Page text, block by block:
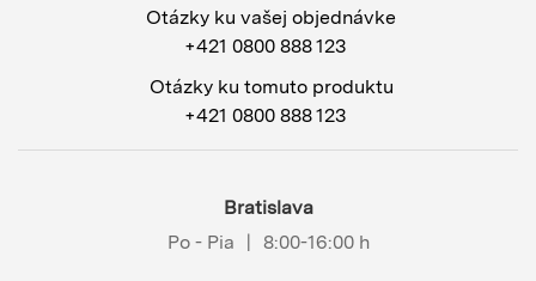
Otázky ku vašej objednávke
+421 0800 888 123
Otázky ku tomuto produktu
+421 0800 888 123
Bratislava
Po - Pia
| 8:00-16:00 h